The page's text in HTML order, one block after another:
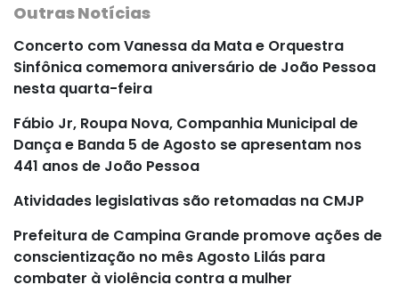
Outras Notícias
Concerto com Vanessa da Mata e Orquestra
Sinfônica comemora aniversário de João Pessoa
nesta quarta-feira
Fábio Jr, Roupa Nova, Companhia Municipal de
Dança e Banda 5 de Agosto se apresentam nos
441 anos de João Pessoa
Atividades legislativas são retomadas na CMJP
Prefeitura de Campina Grande promove ações de
conscientização no mês Agosto Lilás para
combater à violência contra a mulher